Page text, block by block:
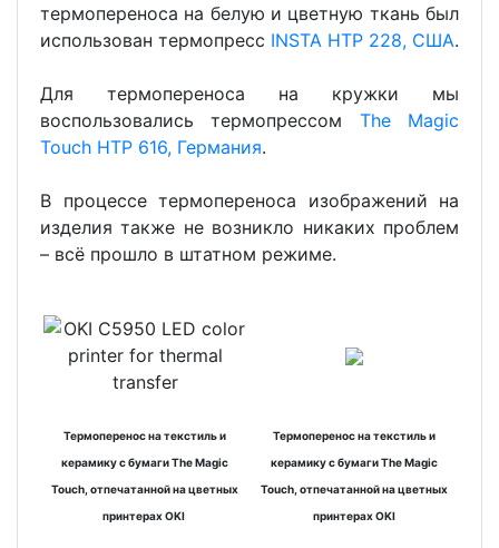
термопереноса на белую и цветную ткань был
использован термопресс INSTA HTP 228, США.
Для термопереноса на кружки мы
воспользовались термопрессом The Magic
Touch HTP 616, Германия.
В процессе термопереноса изображений на
изделия также не возникло никаких проблем
– всё прошло в штатном режиме.
Термоперенос на текстиль и
керамику с бумаги The Magic
Touch, отпечатанной на цветных
принтерах OKI
Термоперенос на текстиль и
керамику с бумаги The Magic
Touch, отпечатанной на цветных
принтерах OKI